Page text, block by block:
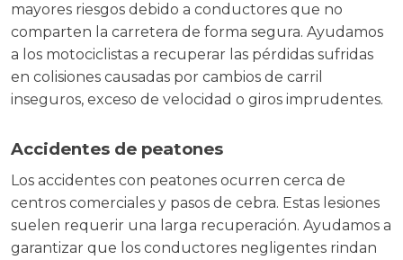
mayores riesgos debido a conductores que no
comparten la carretera de forma segura. Ayudamos
a los motociclistas a recuperar las pérdidas sufridas
en colisiones causadas por cambios de carril
inseguros, exceso de velocidad o giros imprudentes.
Accidentes de peatones
Los accidentes con peatones ocurren cerca de
centros comerciales y pasos de cebra. Estas lesiones
suelen requerir una larga recuperación. Ayudamos a
garantizar que los conductores negligentes rindan